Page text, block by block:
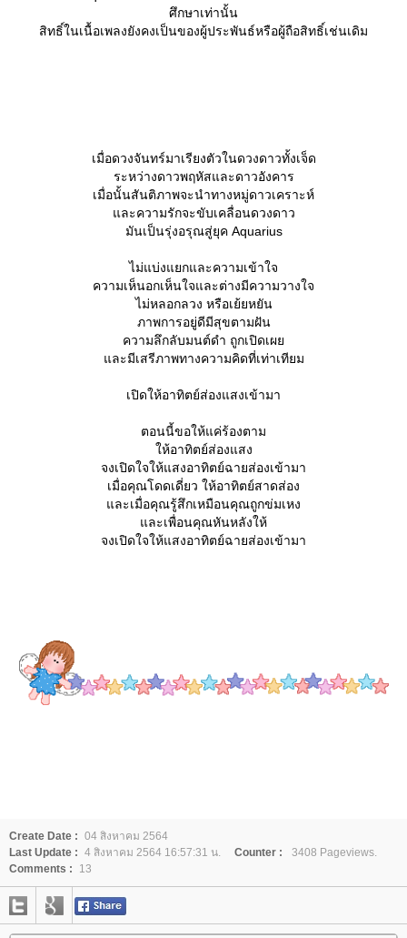
ศึกษาเท่านั้น
สิทธิ์ในเนื้อเพลงยังคงเป็นของผู้ประพันธ์หรือผู้ถือสิทธิ์เช่นเดิม
เมื่อดวงจันทร์มาเรียงตัวในดวงดาวทั้งเจ็ด
ระหว่างดาวพฤหัสและดาวอังคาร
เมื่อนั้นสันติภาพจะนำทางหมู่ดาวเคราะห์
ละความรักจะขับเคลื่อนดวงดาว
มันเป็นรุ่งอรุณสู่ยุค Aquarius
ไม่แบ่งแยกและความเข้าใจ
ความเห็นอกเห็นใจและต่างมีความวางใจ
ไม่หลอกลวง หรือเย้ยหยัน
ภาพการอยู่ดีมีสุขตามฝัน
ความลึกลับมนต์ดำ ถูกเปิดเผ
ละมีเสรีภาพทางความคิดที่เท่าเทียม
เปิดให้อาทิตย์ส่องแสงเข้ามา
ตอนนี้ขอให้แค่ร้องตาม
ห้อาทิตย์ส่องแสง
จงเปิดใจให้แสงอาทิตย์ฉายส่องเข้ามา
เมื่อคุณโดดเดี่ยว ให้อาทิตย์สาดส่อง
ละเมื่อคุณรู้สึกเหมือนคุณถูกข่มเหง
ละเพื่อนคุณหันหลังให้
จงเปิดใจให้แสงอาทิตย์ฉายส่องเข้ามา
Create Date : 04 สิงหาคม 2564
Last Update : 4 สิงหาคม 2564 16:57:31 น. Counter :
3408 Pageviews.
Comments :
13